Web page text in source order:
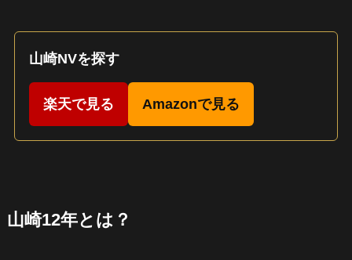
山崎NVを探す
楽天で見る Amazonで見る
山崎12年とは？